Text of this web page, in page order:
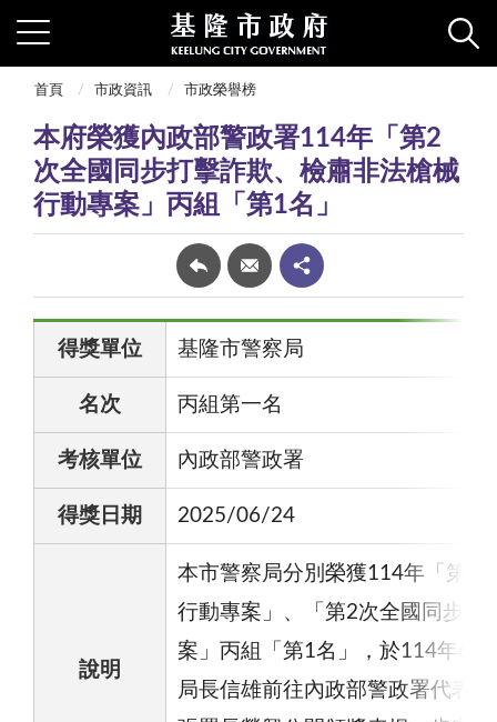
首頁 市政資訊 市政榮譽榜
本府榮獲內政部警政署114年「第2
次全國同步打擊詐欺、檢肅非法槍械
行動專案」丙組「第1名」
得獎單位 基隆市警察局
名次 丙組第一名
考核單位 內政部警政署
得獎日期 2025/06/24
說明
本市警察局分別榮獲114年「第2
行動專案」、「第2次全國同步檢
案」丙組「第1名」，於114年6
局長信雄前往內政部警政署代表